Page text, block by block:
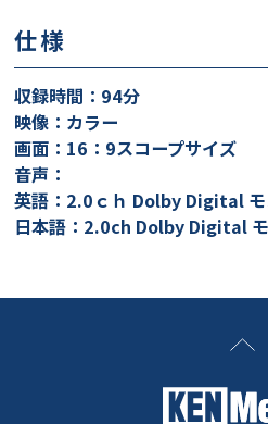
仕様
収録時間：94分
映像：カラー
画面：16：9スコープサイズ
音声：
英語：2.0ｃｈ Dolby Digital モ
日本語：2.0ch Dolby Digital モ